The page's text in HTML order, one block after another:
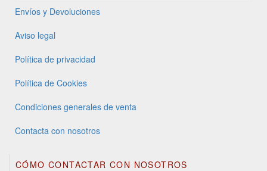
Envíos y Devoluciones
Aviso legal
Política de privacidad
Política de Cookies
Condiciones generales de venta
Contacta con nosotros
CÓMO CONTACTAR CON NOSOTROS